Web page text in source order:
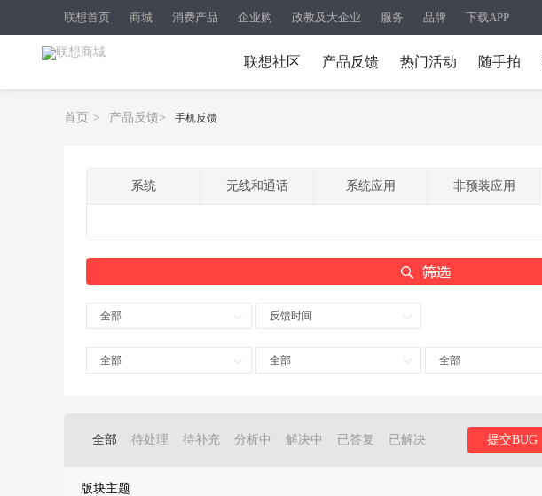
联想首页 商城 消费产品 企业购 政教及大企业 服务 品牌 下载APP
联想社区 产品反馈 热门活动 随手拍
首页 > 产品反馈> 手机反馈
系统 无线和通话 系统应用 非预装应用
全部 反馈时间
全部 全部 全部
全部 待处理 待补充 分析中 解决中 已答复 已解决 提交BUG
版块主题